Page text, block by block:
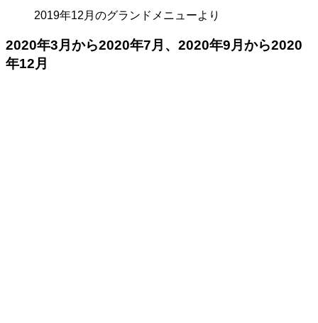
2019年12月のグランドメニューより
2020年3月から2020年7月、2020年9月から2020
年12月